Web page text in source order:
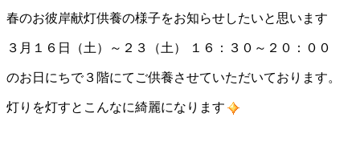
春のお彼岸献灯供養の様子をお知らせしたいと思います
３月１６日（土）～２３（土） １６：３０～２０：００
のお日にちで３階にてご供養させていただいております。
灯りを灯すとこんなに綺麗になります